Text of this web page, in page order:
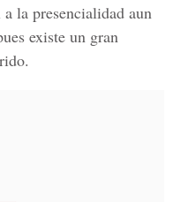
la presencialidad aun
existe un gran